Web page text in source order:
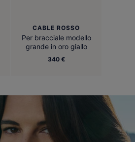
CABLE ROSSO
Per bracciale modello
grande in oro giallo
340 €